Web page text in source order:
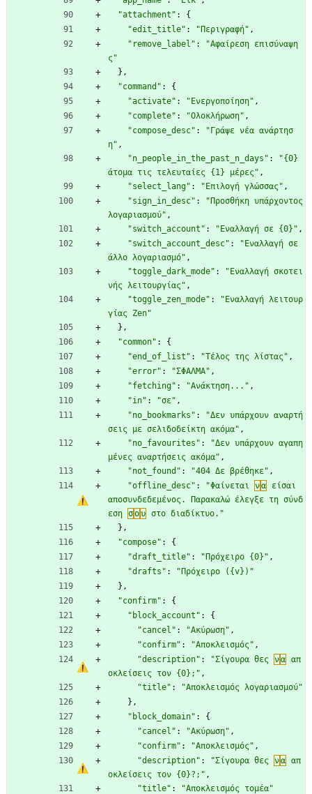
"attachment" :
{
"edit_title" : "Περιγραφή" ,
"remove_label" :
"Αφαίρεση επισύναψη
ς"
} ,
"command" :
{
"activate" : "Ενεργοποίηση" ,
"complete" : "Ολοκλήρωση" ,
"compose_desc" :
"Γράψε νέα ανάρτησ
η" ,
"n_people_in_the_past_n_days" :
"{0}
άτομα τις τελευταίες {1} μέρες" ,
"select_lang" : "Επιλογή γλώσσας" ,
"sign_in_desc" :
"Προσθήκη υπάρχοντος
λογαριασμού" ,
"switch_account" : "Εναλλαγή σε {0}" ,
"switch_account_desc" :
"Εναλλαγή σε
άλλο λογαριασμό" ,
"toggle_dark_mode" :
"Εναλλαγή σκοτει
νής λειτουργίας" ,
"toggle_zen_mode" :
"Εναλλαγή λειτουρ
γίας Zen"
} ,
"common" :
{
"end_of_list" : "Τέλος της λίστας" ,
"error" : "ΣΦΑΛΜΑ" ,
"fetching" : "Ανάκτηση..." ,
"in" : "σε" ,
"no_bookmarks" :
"Δεν υπάρχουν αναρτή
σεις με σελιδοδείκτη ακόμα" ,
"no_favourites" :
"Δεν υπάρχουν αγαπη
μένες αναρτήσεις ακόμα" ,
"not_found" : "404 Δε βρέθηκε" ,
"offline_desc" : "Φαίνεται να είσαι
αποσυνδεδεμένος. Παρακαλώ έλεγξε τη σύνδ
εση σου στο διαδίκτυο."
} ,
"compose" :
{
"draft_title" : "Πρόχειρο {0}" ,
"drafts" :
"Πρόχειρο ({v})"
} ,
"confirm" :
{
"block_account" :
{
"cancel" : "Ακύρωση" ,
"confirm" : "Αποκλεισμός" ,
"description" : "Σίγουρα θες να απ
οκλείσεις τον {0};" ,
"title" :
"Αποκλεισμός λογαριασμού"
} ,
"block_domain" :
{
"cancel" : "Ακύρωση" ,
"confirm" : "Αποκλεισμός" ,
"description" : "Σίγουρα θες να απ
οκλείσεις τον {0}?;" ,
"title" :
"Αποκλεισμός τομέα"